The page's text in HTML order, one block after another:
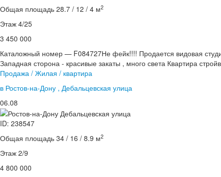
Общая площадь 28.7 / 12 / 4 м2
Этаж 4/25
3 450 000
Каталожный номер — F084727Не фейк!!!! Продается видовая
Западная сторона - красивые закаты , много света Квартира
Продажа / Жилая / квартира
в Ростов-на-Дону , Дебальцевская улица
06.08
ID: 238547
Общая площадь 34 / 16 / 8.9 м2
Этаж 2/9
4 800 000